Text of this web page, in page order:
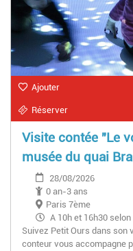
Ajouter
Réserver
Visite contée "Le
musée du quai
28/08/2026
0 an-3 ans
Paris 7ème
A 10h et 16h30
Suivez Petit Ours dans son
conteur vous accompagne